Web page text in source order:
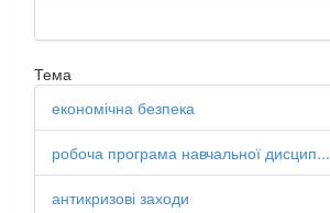
Тема
економічна безпека
робоча програма навчальної дисцип...
антикризові заходи